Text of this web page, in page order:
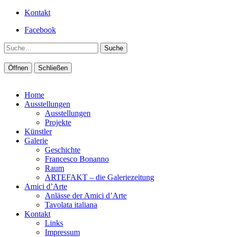
Kontakt
Facebook
Suche
Öffnen Schließen
Home
Ausstellungen
Ausstellungen
Projekte
Künstler
Galerie
Geschichte
Francesco Bonanno
Raum
ARTEFAKT – die Galeriezeitung
Amici d’Arte
Anlässe der Amici d’Arte
Tavolata italiana
Kontakt
Links
Impressum